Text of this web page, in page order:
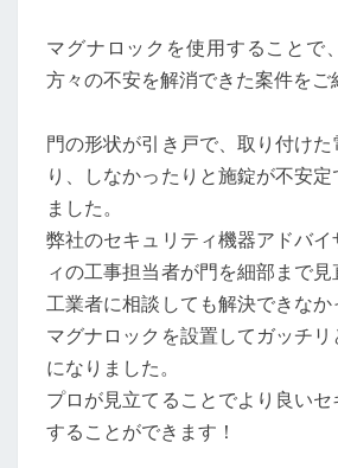
り
付
加
納
マ
グ
ナ
ロ
ッ
ク！！
マグナロックを使用することで
方々の不安を解消できた案件をご
門の形状が引き戸で、取り付け
り、しなかったりと施錠が不安
ました。
弊社のセキュリティ機器アドバ
ィの工事担当者が門を細部まで
工業者に相談しても解決できなか
マグナロックを設置してガッチリ
になりました。
プロが見立てることでより良い
することができます！